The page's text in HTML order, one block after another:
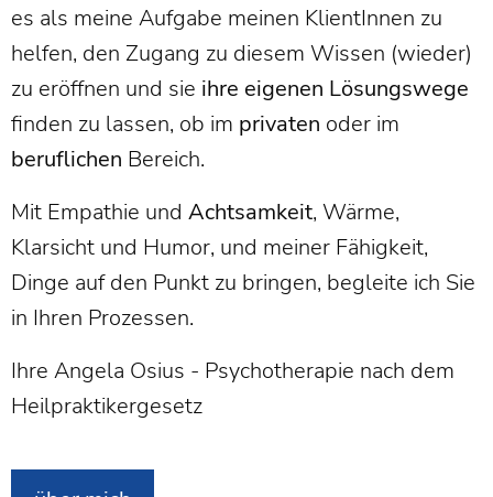
es als meine Aufgabe meinen KlientInnen zu
helfen, den Zugang zu diesem Wissen (wieder)
zu eröffnen und sie ihre eigenen Lösungswege
finden zu lassen, ob im privaten oder im
beruflichen Bereich.
Mit Empathie und Achtsamkeit, Wärme,
Klarsicht und Humor, und meiner Fähigkeit,
Dinge auf den Punkt zu bringen, begleite ich Sie
in Ihren Prozessen.
Ihre Angela Osius - Psychotherapie nach dem
Heilpraktikergesetz